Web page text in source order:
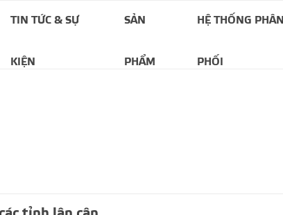
TIN TỨC & SỰ
KIỆN
SẢN
PHẨM
HỆ THỐNG PHÂN
PHỐI